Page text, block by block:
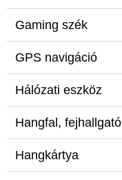
Gaming szék
GPS navigáció
Hálózati eszköz
Hangfal, fejhallgató
Hangkártya